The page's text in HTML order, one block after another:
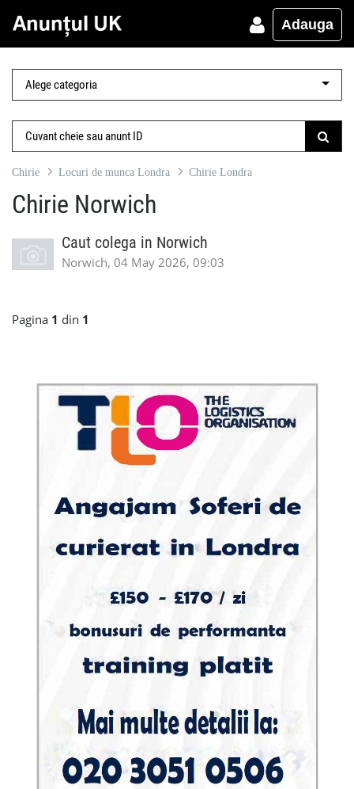
Adauga
Chirie Locuri de munca Londra Chirie Londra
Chirie Norwich
Caut colega in Norwich
Norwich, 04 May 2026, 09:03
Pagina 1 din 1